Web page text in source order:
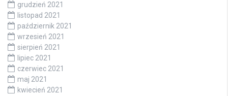
grudzień 2021
listopad 2021
październik 2021
wrzesień 2021
sierpień 2021
lipiec 2021
czerwiec 2021
maj 2021
kwiecień 2021